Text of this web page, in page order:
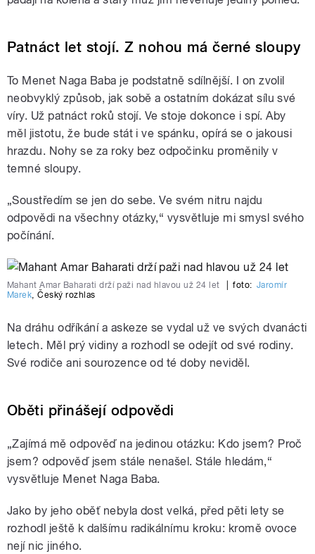
Patnáct let stojí. Z nohou má černé sloupy
To Menet Naga Baba je podstatně sdílnější. I on zvolil
neobvyklý způsob, jak sobě a ostatním dokázat sílu své
víry. Už patnáct roků stojí. Ve stoje dokonce i spí. Aby
měl jistotu, že bude stát i ve spánku, opírá se o jakousi
hrazdu. Nohy se za roky bez odpočinku proměnily v
temné sloupy.
„Soustředím se jen do sebe. Ve svém nitru najdu
odpovědi na všechny otázky,“ vysvětluje mi smysl svého
počínání.
Mahant Amar Baharati drží paži nad hlavou už 24 let foto: Jaromír
Marek,Český rozhlas
Na dráhu odříkání a askeze se vydal už ve svých dvanácti
letech. Měl prý vidiny a rozhodl se odejít od své rodiny.
Své rodiče ani sourozence od té doby neviděl.
Oběti přinášejí odpovědi
„Zajímá mě odpověď na jedinou otázku: Kdo jsem? Proč
jsem? odpověď jsem stále nenašel. Stále hledám,“
vysvětluje Menet Naga Baba.
Jako by jeho oběť nebyla dost velká, před pěti lety se
rozhodl ještě k dalšímu radikálnímu kroku: kromě ovoce
nejí nic jiného.